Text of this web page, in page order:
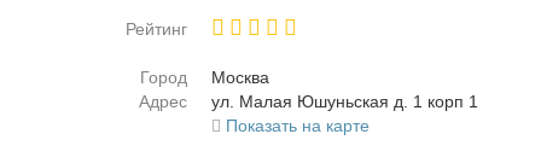
Рейтинг
Город
Москва
Адрес
ул. Ма­лая Юшунь­ская д. 1 корп 1
Показать на карте